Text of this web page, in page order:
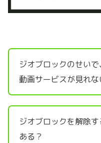
ジオブロックのせい
動画サービスが見れな
ジオブロックを解除
ある？